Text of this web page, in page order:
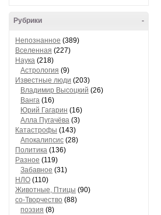
-
Рубрики
Непознанное (389)
Вселенная (227)
Наука (218)
Астрология (9)
Известные люди (203)
Владимир Высоцкий (26)
Ванга (16)
Юрий Гагарин (16)
Алла Пугачёва (3)
Катастрофы (143)
Апокалипсис (28)
Политика (136)
Разное (119)
Забавное (31)
НЛО (110)
Животные, Птицы (90)
со-Творчество (88)
поэзия (8)